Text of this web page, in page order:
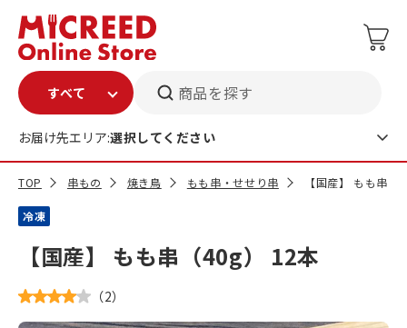
商品を探す
お届け先エリア:選択してください
TOP 串もの 焼き鳥 もも串・せせり串 【国産】 もも串
冷凍
【国産】 もも串（40g） 12本
（2）